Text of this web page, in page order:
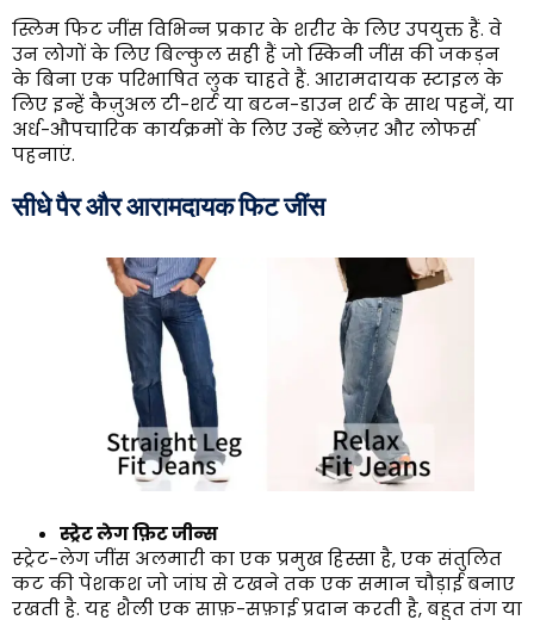
स्लिम फिट जींस विभिन्न प्रकार के शरीर के लिए उपयुक्त हैं. वे
उन लोगों के लिए बिल्कुल सही हैं जो स्किनी जींस की जकड़न
के बिना एक परिभाषित लुक चाहते हैं. आरामदायक स्टाइल के
लिए इन्हें कैज़ुअल टी-शर्ट या बटन-डाउन शर्ट के साथ पहनें, या
अर्ध-औपचारिक कार्यक्रमों के लिए उन्हें ब्लेज़र और लोफर्स
पहनाएं.
सीधे पैर और आरामदायक फिट जींस
स्ट्रेट लेग फ़िट जीन्स
स्ट्रेट-लेग जींस अलमारी का एक प्रमुख हिस्सा है, एक संतुलित
कट की पेशकश जो जांघ से टखने तक एक समान चौड़ाई बनाए
रखती है. यह शैली एक साफ़-सफ़ाई प्रदान करती है, बहुत तंग या